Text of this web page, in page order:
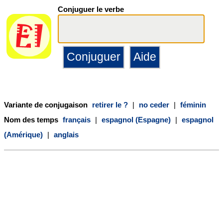
Conjuguer le verbe
Variante de conjugaison retirer le ? | no ceder | féminin
Nom des temps français | espagnol (Espagne) | espagnol
(Amérique) | anglais